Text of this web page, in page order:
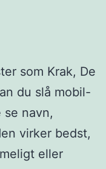
som Krak, De
du slå mobil-
navn,
virker bedst,
eller